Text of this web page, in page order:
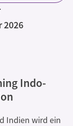
2026
Indo-
Indien wird ein